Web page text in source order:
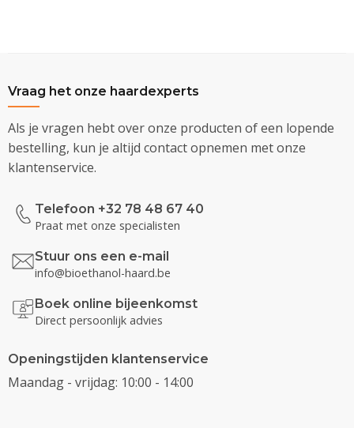
Vraag het onze haardexperts
Als je vragen hebt over onze producten of een lopende
bestelling, kun je altijd contact opnemen met onze
klantenservice.
Telefoon +32 78 48 67 40
Praat met onze specialisten
Stuur ons een e-mail
info@bioethanol-haard.be
Boek online bijeenkomst
Direct persoonlijk advies
Openingstijden klantenservice
Maandag - vrijdag: 10:00 - 14:00